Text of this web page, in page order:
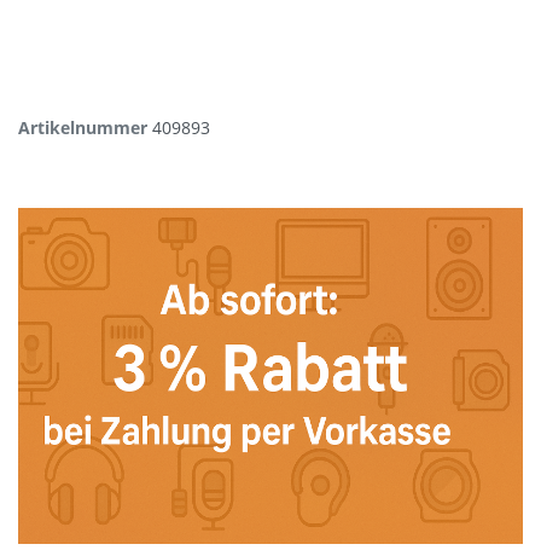
Artikelnummer 409893